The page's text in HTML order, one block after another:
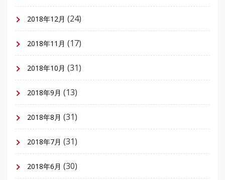
2018年12月 (24)
2018年11月 (17)
2018年10月 (31)
2018年9月 (13)
2018年8月 (31)
2018年7月 (31)
2018年6月 (30)